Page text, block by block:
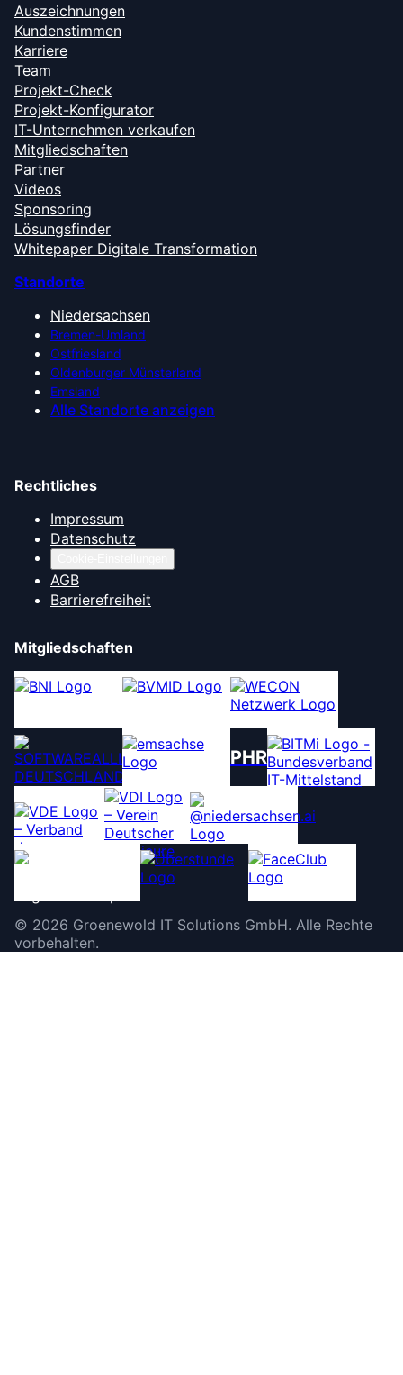
Auszeichnungen
Kundenstimmen
Karriere
Team
Projekt-Check
Projekt-Konfigurator
IT-Unternehmen verkaufen
Mitgliedschaften
Partner
Videos
Sponsoring
Lösungsfinder
Whitepaper Digitale Transformation
Standorte
Niedersachsen
Bremen-Umland
Ostfriesland
Oldenburger Münsterland
Emsland
Alle Standorte anzeigen
Rechtliches
Impressum
Datenschutz
AGB
Barrierefreiheit
Mitgliedschaften
PHR
© 2026 Groenewold IT Solutions GmbH. Alle Rechte
vorbehalten.